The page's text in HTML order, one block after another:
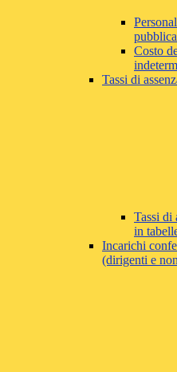
Costo
Tassi di
Tassi di
in
Incarichi
(dirigenti e